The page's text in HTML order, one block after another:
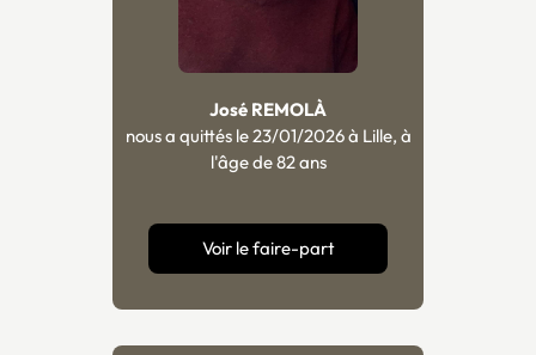
José REMOLÀ
nous a quittés le 23/01/2026 à Lille, à
l'âge de 82 ans
Voir le faire-part